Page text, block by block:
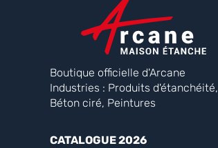
Boutique officielle d'Arcane
Industries : Produits d'étanchéité,
Béton ciré, Peintures
CATALOGUE 2026